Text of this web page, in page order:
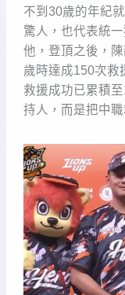
不到30歲的年紀
驚人，也代表統
他，登頂之後，
歲時達成150次救
救援成功已累積
持人，而是把中